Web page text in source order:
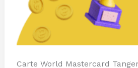
Carte World Mastercard